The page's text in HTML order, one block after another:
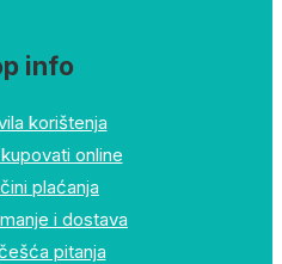
info
korištenja
online
plaćanja
i dostava
pitanja